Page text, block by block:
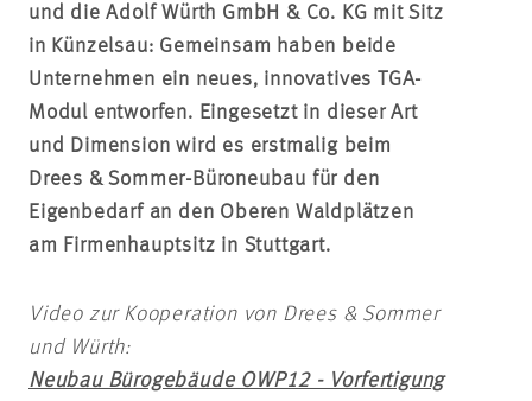
und die Adolf Würth GmbH & Co. KG mit Sitz
in Künzelsau: Gemeinsam haben beide
Unternehmen ein neues, innovatives TGA-
Modul entworfen. Eingesetzt in dieser Art
und Dimension wird es erstmalig beim
Drees & Sommer-Büroneubau für den
Eigenbedarf an den Oberen Waldplätzen
am Firmenhauptsitz in Stuttgart.
Video zur Kooperation von Drees & Sommer
und Würth:
Neubau Bürogebäude OWP12 - Vorfertigung